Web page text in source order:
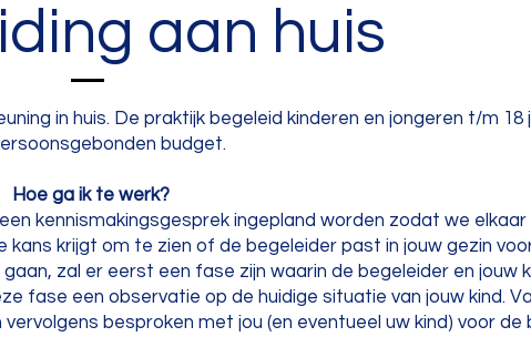
aan huis
in huis. De praktijk begeleid kinderen en jongeren t/m 18
budget.
Hoe ga ik te werk?
kennismakingsgesprek ingepland worden zodat we elkaar
krijgt om te zien of de begeleider past in jouw gezin
zal er eerst een fase zijn waarin de begeleider en jouw
fase een observatie op de huidige situatie van jouw kind.
besproken met jou (en eventueel uw kind) voor de